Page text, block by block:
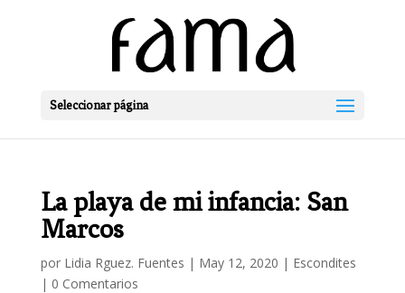
Seleccionar página
La playa de mi infancia: San
Marcos
por Lidia Rguez. Fuentes | May 12, 2020 | Escondites
| 0 Comentarios